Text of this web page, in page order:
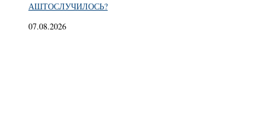
АШТОСЛУЧИЛОСЬ?
07.08.2026